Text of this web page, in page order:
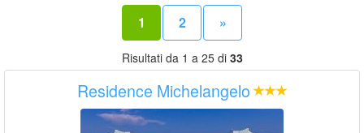
1 2 »
Risultati da 1 a 25 di 33
Residence Michelangelo